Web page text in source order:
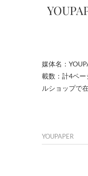
媒体名：
載数：計4ペ
ルショップで
YOUPAPER